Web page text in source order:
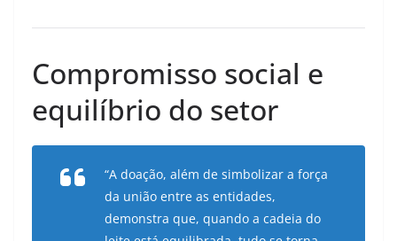
Compromisso social e
equilíbrio do setor
“A doação, além de simbolizar a força
da união entre as entidades,
demonstra que, quando a cadeia do